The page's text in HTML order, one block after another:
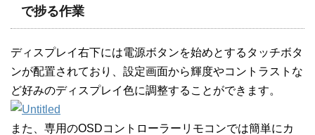
で捗る作業
ディスプレイ右下には電源ボタンを始めとするタッチボタ
ンが配置されており、設定画面から輝度やコントラストな
ど好みのディスプレイ色に調整することができます。
また、専用のOSDコントローラーリモコンでは簡単にカ